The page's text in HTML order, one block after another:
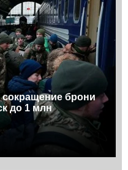
брони
до 1 млн